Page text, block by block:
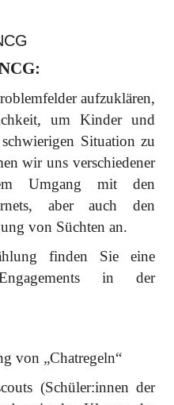
aufzuklären,
um Kinder und
Situation zu
wir uns verschiedener
Umgang mit den
aber auch den
von Süchten an.
finden Sie eine
in der
von „Chatregeln“
(Schüler:innen der